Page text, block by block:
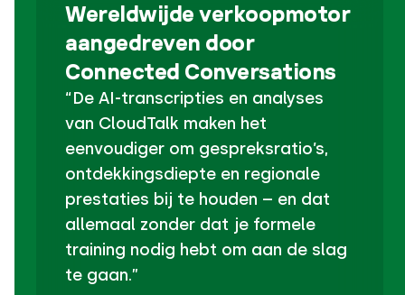
Wereldwijde verkoopmotor
aangedreven door
Connected Conversations
“De AI-transcripties en analyses
van CloudTalk maken het
eenvoudiger om gespreksratio’s,
ontdekkingsdiepte en regionale
prestaties bij te houden – en dat
allemaal zonder dat je formele
training nodig hebt om aan de slag
te gaan.”